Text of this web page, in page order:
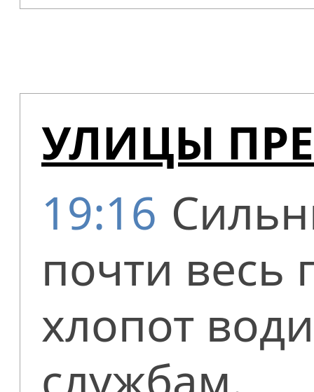
УЛИЦЫ
19:16
почти весь
хлопот